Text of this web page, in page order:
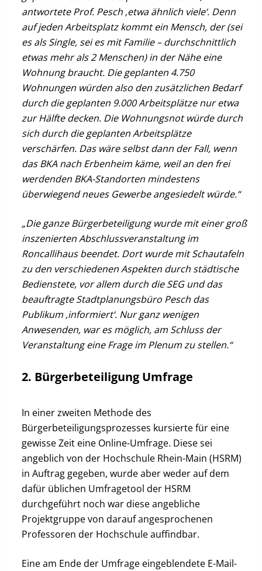
antwortete Prof. Pesch ‚etwa ähnlich viele‘. Denn
auf jeden Arbeitsplatz kommt ein Mensch, der (sei
es als Single, sei es mit Familie – durchschnittlich
etwas mehr als 2 Menschen) in der Nähe eine
Wohnung braucht. Die geplanten 4.750
Wohnungen würden also den zusätzlichen Bedarf
durch die geplanten 9.000 Arbeitsplätze nur etwa
zur Hälfte decken. Die Wohnungsnot würde durch
sich durch die geplanten Arbeitsplätze
verschärfen. Das wäre selbst dann der Fall, wenn
das BKA nach Erbenheim käme, weil an den frei
werdenden BKA-Standorten mindestens
überwiegend neues Gewerbe angesiedelt würde.“
„Die ganze Bürgerbeteiligung wurde mit einer groß
inszenierten Abschlussveranstaltung im
Roncallihaus beendet. Dort wurde mit Schautafeln
zu den verschiedenen Aspekten durch städtische
Bedienstete, vor allem durch die SEG und das
beauftragte Stadtplanungsbüro Pesch das
Publikum ‚informiert‘. Nur ganz wenigen
Anwesenden, war es möglich, am Schluss der
Veranstaltung eine Frage im Plenum zu stellen.“
2. Bürgerbeteiligung Umfrage
In einer zweiten Methode des
Bürgerbeteiligungsprozesses kursierte für eine
gewisse Zeit eine Online-Umfrage. Diese sei
angeblich von der Hochschule Rhein-Main (HSRM)
in Auftrag gegeben, wurde aber weder auf dem
dafür üblichen Umfragetool der HSRM
durchgeführt noch war diese angebliche
Projektgruppe von darauf angesprochenen
Professoren der Hochschule auffindbar.
Eine am Ende der Umfrage eingeblendete E-Mail-